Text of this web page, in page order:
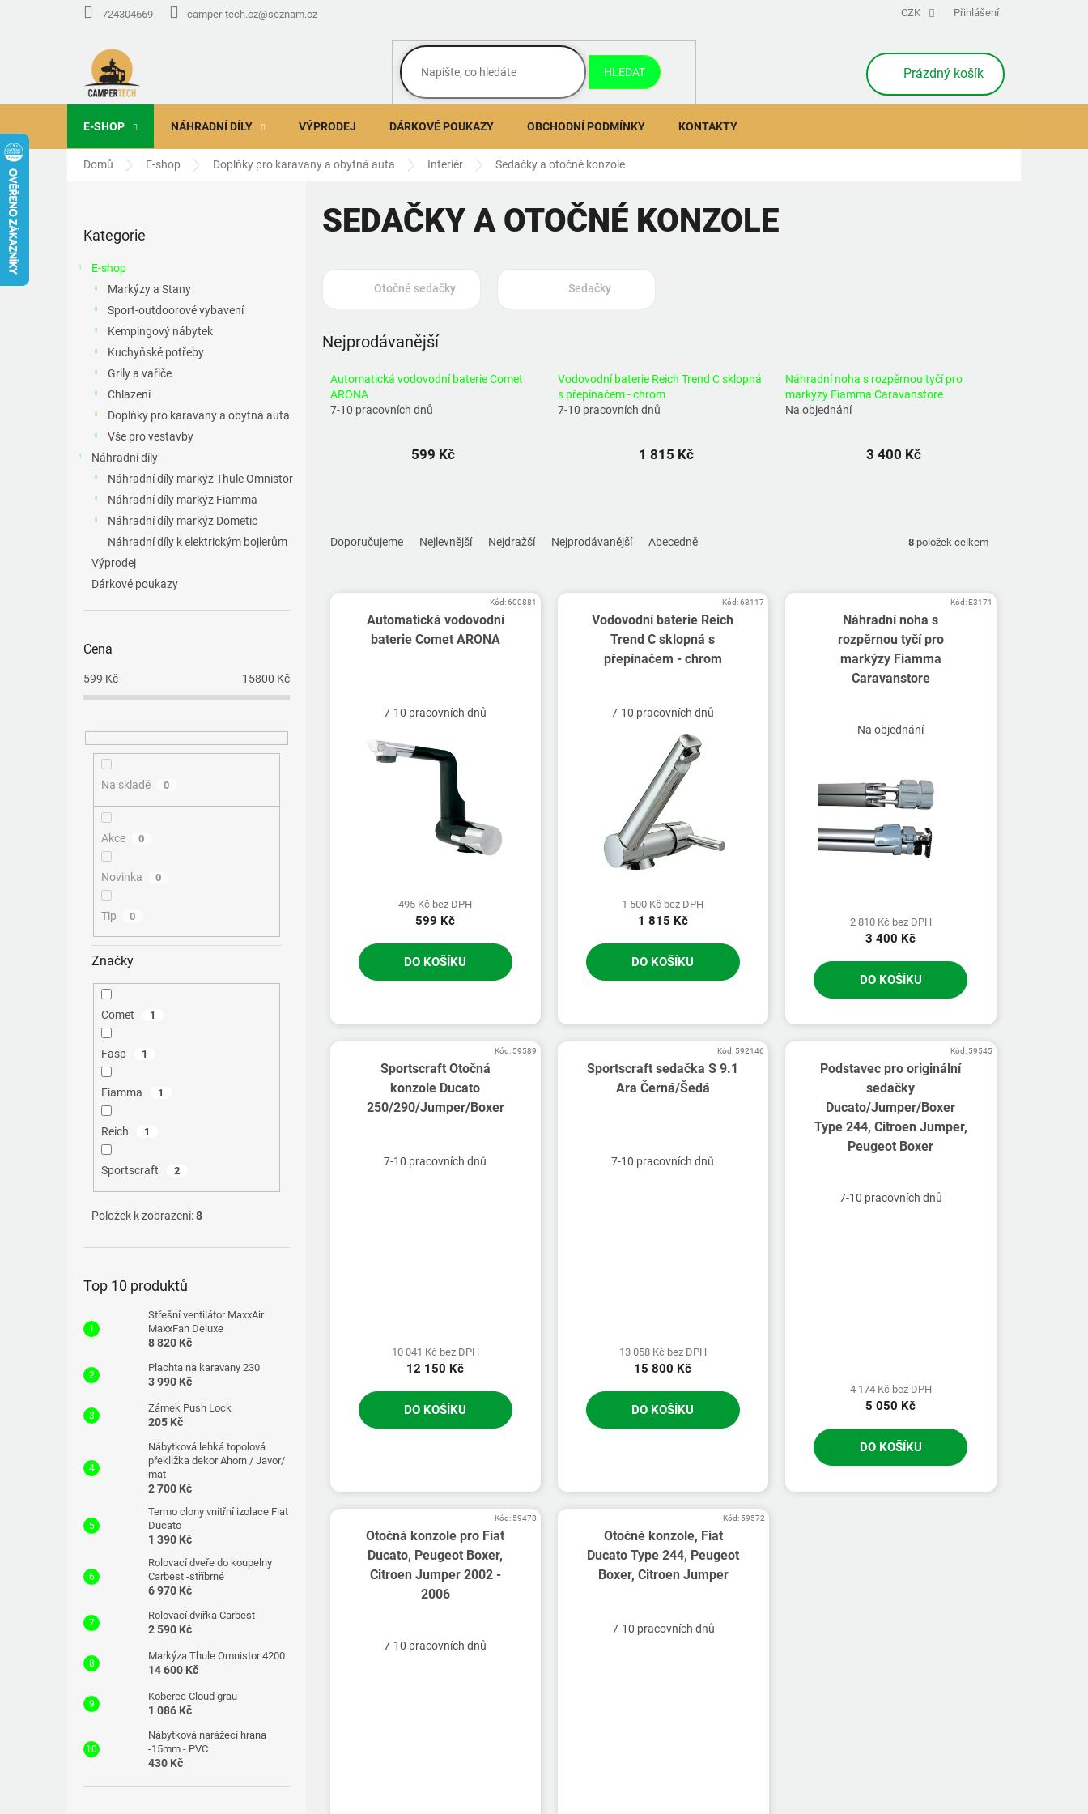
724304669 camper-tech.cz@seznam.cz CZK Přihlášení
HLEDAT
NÁKUPNÍ
KOŠÍK
Prázdný košík
E-SHOP NÁHRADNÍ DÍLY VÝPRODEJ DÁRKOVÉ POUKAZY OBCHODNÍ PODMÍNKY KONTAKTY
Domů E-shop Doplňky pro karavany a obytná auta Interiér Sedačky a otočné konzole
kategorie
Kategorie
E-shop
Markýzy a Stany
Sport-outdoorové vybavení
Kempingový nábytek
Kuchyňské potřeby
Grily a vařiče
Chlazení
Doplňky pro karavany a obytná auta
Vše pro vestavby
Náhradní díly
Náhradní díly markýz Thule Omnistor
Náhradní díly markýz Fiamma
Náhradní díly markýz Dometic
Náhradní díly k elektrickým bojlerům
Výprodej
Dárkové poukazy
Cena
599 Kč 15800 Kč
Na skladě 0
Akce 0
Novinka 0
Tip 0
Značky
Comet 1
Fasp 1
Fiamma 1
Reich 1
Sportscraft 2
Položek k zobrazení:8
Top 10 produktů
Střešní ventilátor MaxxAir
MaxxFan Deluxe
8 820 Kč
Plachta na karavany 230
3 990 Kč
Zámek Push Lock
205 Kč
Nábytková lehká topolová
překližka dekor Ahorn / Javor/
mat
2 700 Kč
Termo clony vnitřní izolace Fiat
Ducato
1 390 Kč
Rolovací dveře do koupelny
Carbest -stříbrné
6 970 Kč
Rolovací dvířka Carbest
2 590 Kč
Markýza Thule Omnistor 4200
14 600 Kč
Koberec Cloud grau
1 086 Kč
Nábytková narážecí hrana
-15mm - PVC
430 Kč
SEDAČKY A OTOČNÉ KONZOLE
Otočné sedačky Sedačky
Nejprodávanější
Automatická vodovodní baterie Comet
ARONA
7-10 pracovních dnů
599 Kč
Vodovodní baterie Reich Trend C sklopná
s přepínačem - chrom
7-10 pracovních dnů
1 815 Kč
Náhradní noha s rozpěrnou tyčí pro
markýzy Fiamma Caravanstore
Na objednání
3 400 Kč
Doporučujeme Nejlevnější Nejdražší Nejprodávanější Abecedně 8 položek celkem
Automatická vodovodní
baterie Comet ARONA
7-10 pracovních dnů
495 Kč bez DPH
599 Kč
DO KOŠÍKU
Kód:600881
Vodovodní baterie Reich
Trend C sklopná s
přepínačem - chrom
7-10 pracovních dnů
1 500 Kč bez DPH
1 815 Kč
DO KOŠÍKU
Kód:63117
Náhradní noha s
rozpěrnou tyčí pro
markýzy Fiamma
Caravanstore
Na objednání
2 810 Kč bez DPH
3 400 Kč
DO KOŠÍKU
Kód: E3171
Sportscraft Otočná
konzole Ducato
250/290/Jumper/Boxer
7-10 pracovních dnů
10 041 Kč bez DPH
12 150 Kč
DO KOŠÍKU
Kód: 59589
Sportscraft sedačka S 9.1
Ara Černá/Šedá
7-10 pracovních dnů
13 058 Kč bez DPH
15 800 Kč
DO KOŠÍKU
Kód: 592146
Podstavec pro originální
sedačky
Ducato/Jumper/Boxer
Type 244, Citroen Jumper,
Peugeot Boxer
7-10 pracovních dnů
4 174 Kč bez DPH
5 050 Kč
DO KOŠÍKU
Kód: 59545
Otočná konzole pro Fiat
Ducato, Peugeot Boxer,
Citroen Jumper 2002 -
2006
7-10 pracovních dnů
Kód: 59478
Otočné konzole, Fiat
Ducato Type 244, Peugeot
Boxer, Citroen Jumper
7-10 pracovních dnů
Kód: 59572